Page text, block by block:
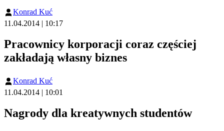
Konrad Kuć
11.04.2014 | 10:17
Pracownicy korporacji coraz częściej
zakładają własny biznes
Konrad Kuć
11.04.2014 | 10:01
Nagrody dla kreatywnych studentów